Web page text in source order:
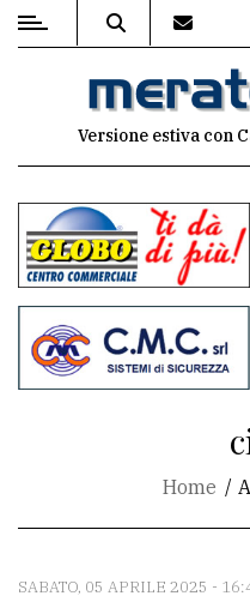
MENU
commenti
Contenuti
del
sito
CONTATTI
Versione estiva con
Home
SABATO, 05 APRILE 2025 -